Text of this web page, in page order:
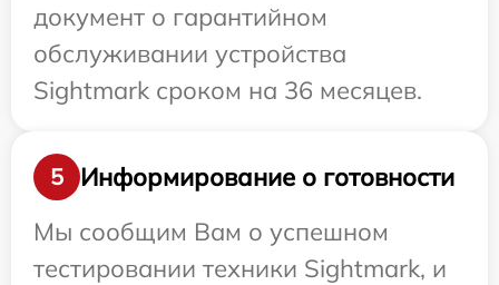
документ о гарантийном
обслуживании устройства
Sightmark сроком на 36 месяцев.
5
Информирование о готовности
Мы сообщим Вам о успешном
тестировании техники Sightmark, и